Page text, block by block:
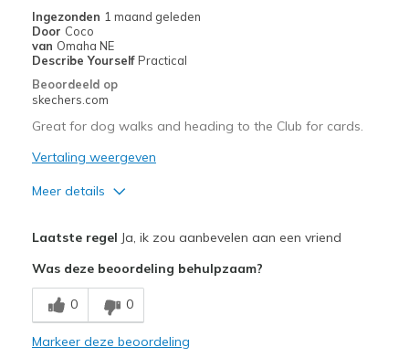
Sizing Feels true to size
Ingezonden 1 maand geleden
Door Coco
van Omaha NE
Describe Yourself Practical
Beoordeeld op
skechers.com
Great for dog walks and heading to the Club for cards.
Vertaling weergeven
Meer details
Comfortable
Stylish
Laatste regel Ja, ik zou aanbevelen aan een vriend
Was deze beoordeling behulpzaam?
0 0
Markeer deze beoordeling